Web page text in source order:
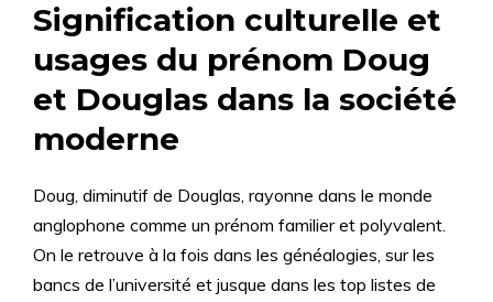
Signification culturelle et
usages du prénom Doug
et Douglas dans la société
moderne
Doug, diminutif de Douglas, rayonne dans le monde
anglophone comme un prénom familier et polyvalent.
On le retrouve à la fois dans les généalogies, sur les
bancs de l’université et jusque dans les top listes de